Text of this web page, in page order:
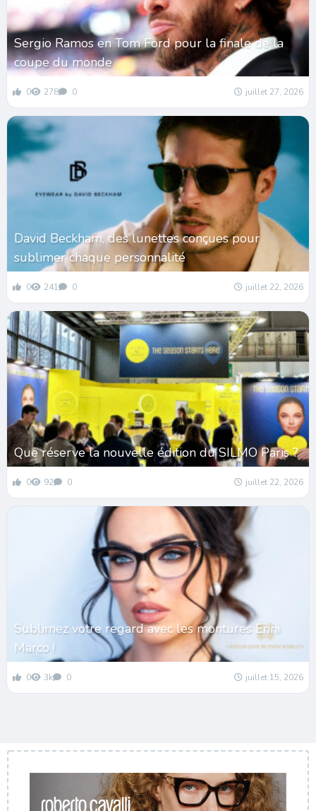
Sergio Ramos en Tom Ford pour la finale de la
coupe du monde
0 278 0 juillet 27, 2026
David Beckham, des lunettes conçues pour
sublimer chaque personnalité
0 241 0 juillet 22, 2026
Que réserve la nouvelle édition du SILMO Paris ?
0 92 0 juillet 22, 2026
Sublimez votre regard avec les montures Enni
Marco !
0 3k 0 juillet 15, 2026